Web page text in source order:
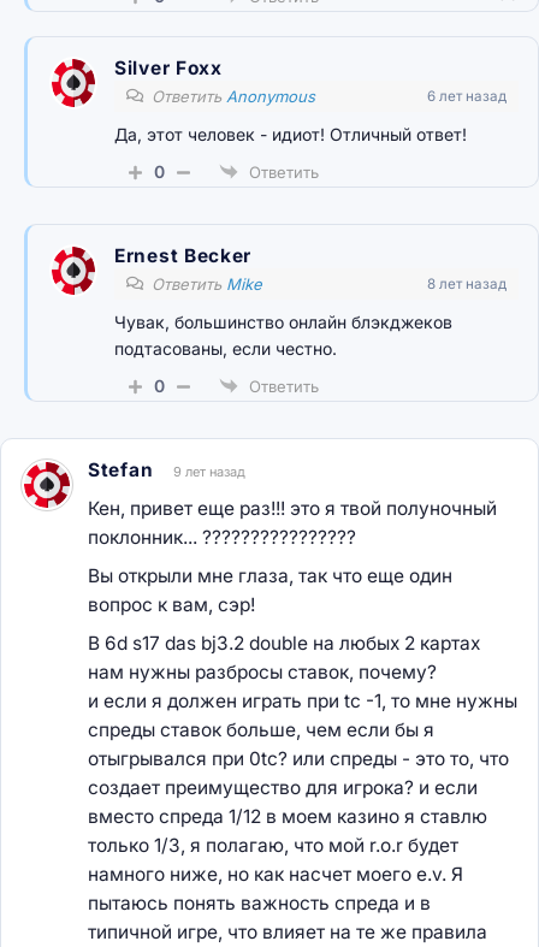
Silver Foxx
Ответить Anonymous 6 лет назад
Да, этот человек - идиот! Отличный ответ!
0
Ответить
Ernest Becker
Ответить Mike 8 лет назад
Чувак, большинство онлайн блэкджеков
подтасованы, если честно.
0
Ответить
Stefan 9 лет назад
Кен, привет еще раз!!! это я твой полуночный
поклонник... ????????????????
Вы открыли мне глаза, так что еще один
вопрос к вам, сэр!
В 6d s17 das bj3.2 double на любых 2 картах
нам нужны разбросы ставок, почему?
и если я должен играть при tc -1, то мне нужны
спреды ставок больше, чем если бы я
отыгрывался при 0tc? или спреды - это то, что
создает преимущество для игрока? и если
вместо спреда 1/12 в моем казино я ставлю
только 1/3, я полагаю, что мой r.o.r будет
намного ниже, но как насчет моего e.v. Я
пытаюсь понять важность спреда и в
типичной игре, что влияет на те же правила